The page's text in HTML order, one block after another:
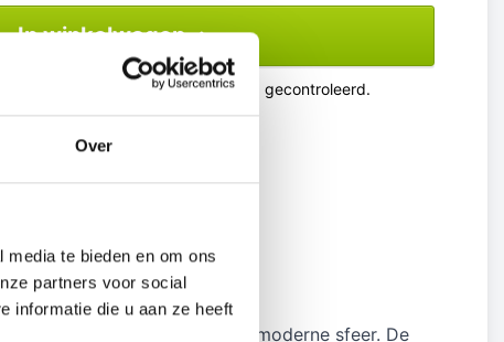
Over
te bieden en om ons
partners voor social
informatie die u aan ze heeft
In winkelwagen
wordt op juistheid en volledigheid gecontroleerd.
en tegelijkertijd moderne sfeer. De